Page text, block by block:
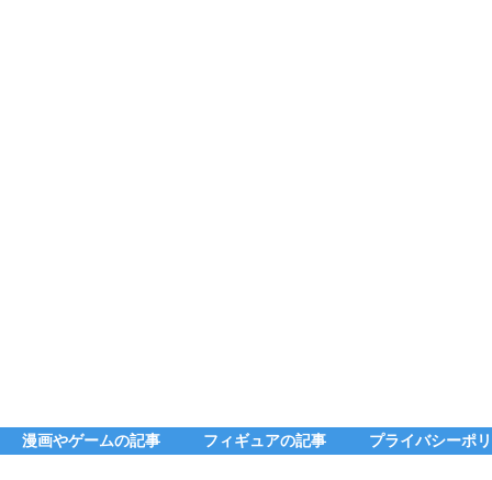
漫画やゲームの記事 フィギュアの記事 プライバシーポ